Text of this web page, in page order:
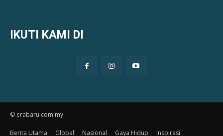
IKUTI KAMI DI
© erabaru.com.my
Berita Utama Global Nasional Gaya Hidup Inspirasi